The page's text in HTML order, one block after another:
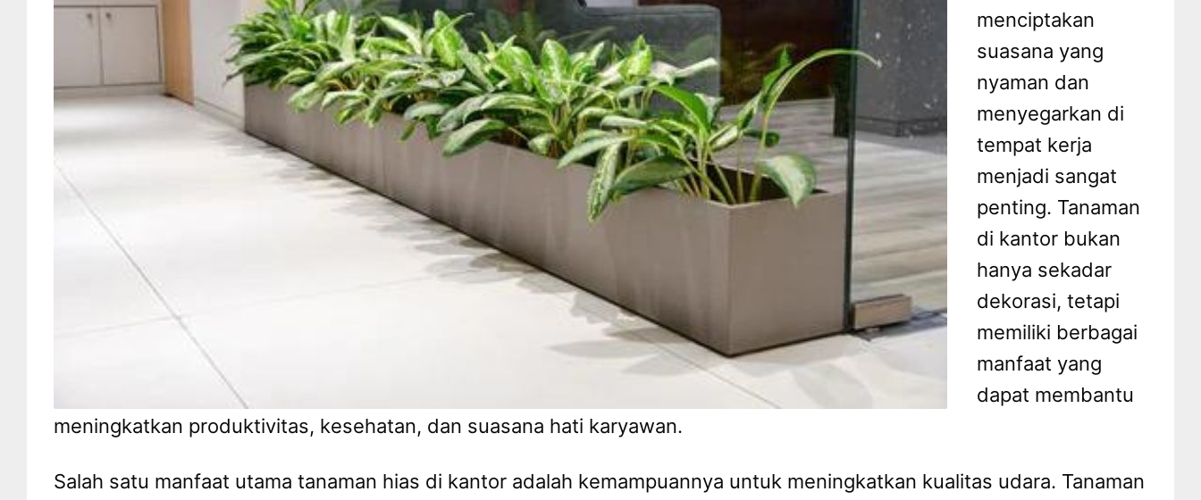
menciptakan
suasana yang
nyaman dan
menyegarkan di
tempat kerja
menjadi sangat
penting. Tanaman
di kantor bukan
hanya sekadar
dekorasi, tetapi
memiliki berbagai
manfaat yang
dapat membantu
meningkatkan produktivitas, kesehatan, dan suasana hati karyawan.
Salah satu manfaat utama tanaman hias di kantor adalah kemampuannya untuk meningkatkan kualitas udara. Tanaman